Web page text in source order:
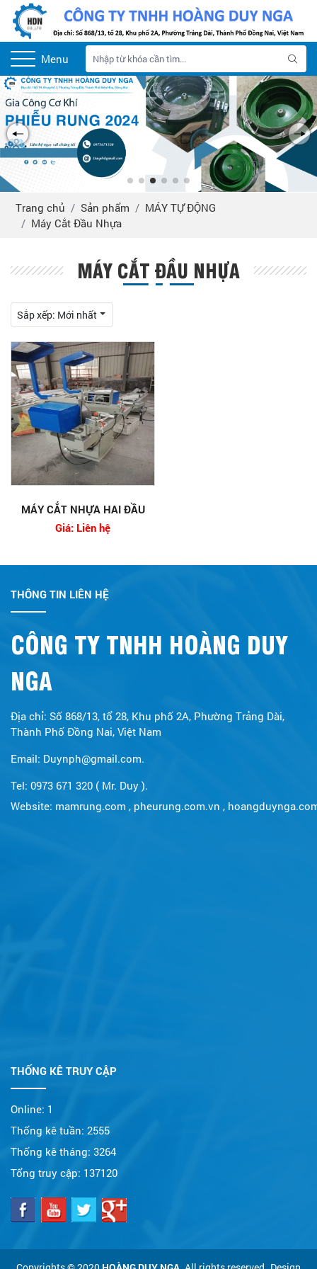
Menu
Trang chủ Sản phẩm
MÁY TỰ ĐỘNG
Máy Cắt Đầu Nhựa
MÁY CẮT ĐẦU NHỰA
Sắp xếp: Mới nhất
MÁY CẮT NHỰA HAI ĐẦU
Giá: Liên hệ
THÔNG TIN LIÊN HỆ
CÔNG TY TNHH HOÀNG DUY
NGA
Địa chỉ: Số 868/13, tổ 28, Khu phố 2A, Phường Trảng Dài,
Thành Phố Đồng Nai, Việt Nam
Email: Duynph@gmail.com.
Tel: 0973 671 320 ( Mr. Duy ).
Website: mamrung.com , pheurung.com.vn ,
THỐNG KÊ TRUY CẬP
Online: 1
Thống kê tuần: 2555
Thống kê tháng: 3264
Tổng truy cập: 137120